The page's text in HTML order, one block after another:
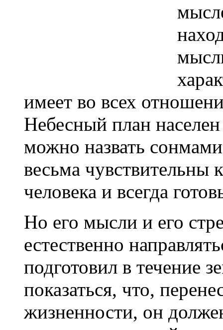
имеет во всех
Небесный план
можно назвать
весьма чувствительны
человека и всегда
Но его мысли и его
естественно
подготовил в течение
показаться, что,
жизненности, он